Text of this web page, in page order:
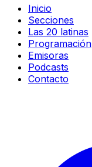
Inicio
Secciones
Las 20 latinas
Programación
Emisoras
Podcasts
Contacto